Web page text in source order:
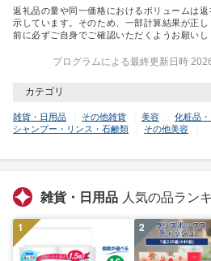
返礼品の量や同一価格におけるボリュームは
示しています。そのため、一部計算結果が正
前に必ずご自身でご確認いただくようお願いし
プログラムによる最終更新日時
カテゴリ
雑貨・日用品 その他雑貨 美容 化粧品
シャンプー・リンス・石鹸類
その他美容
雑貨・日用品 人気の品ラン
1 2